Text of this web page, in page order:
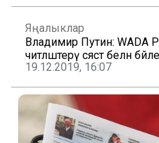
Яңалыклар
Владимир Путин: WADA
читләштерү сәясәт белән бәйле
19.12.2019, 16:07